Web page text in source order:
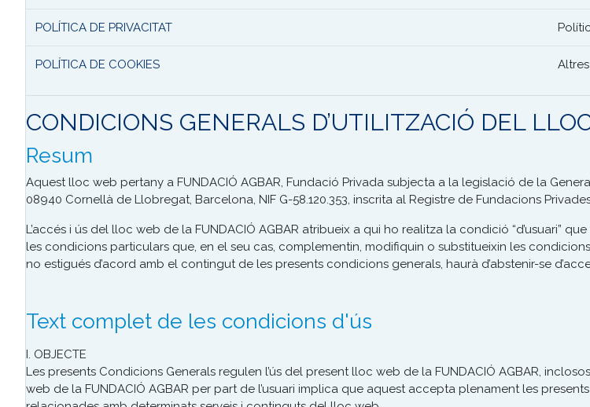
POLÍTICA DE PRIVACITAT
POLÍTICA DE COOKIES Altres
CONDICIONS GENERALS D’UTILITZACIÓ DEL
Resum
Aquest lloc web pertany a FUNDACIÓ AGBAR, Fundació Privada subjecta a la legislació de la
08940 Cornellà de Llobregat, Barcelona, NIF G-58.120.353, inscrita al Registre de Fundacions
L’accés i ús del lloc web de la FUNDACIÓ AGBAR atribueix a qui ho realitza la condició “d’usuari”
les condicions particulars que, en el seu cas, complementin, modifiquin o substitueixin les
no estigués d’acord amb el contingut de les presents condicions generals, haurà d’abstenir-se
Text complet de les condicions d'ús
I. OBJECTE
Les presents Condicions Generals regulen l’ús del present lloc web de la FUNDACIÓ AGBAR,
web de la FUNDACIÓ AGBAR per part de l’usuari implica que aquest accepta plenament les